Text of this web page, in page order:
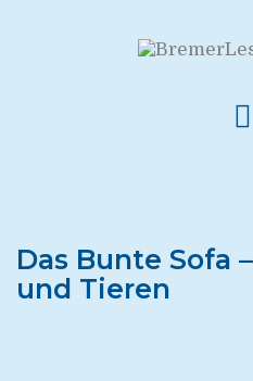
Das Bunte Sofa
und Tieren